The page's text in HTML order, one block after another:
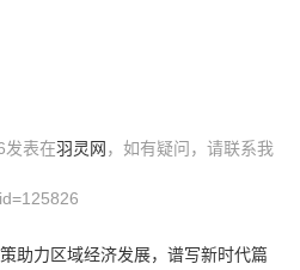
发表在羽灵网 ，如有疑问，请联系我
助力区域经济发展，谱写新时代篇